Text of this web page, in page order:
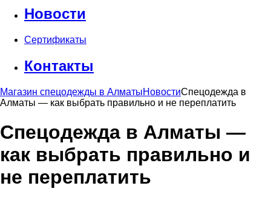
Новости
Сертификаты
Контакты
Магазин спецодежды в АлматыНовостиСпецодежда в
Алматы — как выбрать правильно и не переплатить
Спецодежда в Алматы —
как выбрать правильно и
не переплатить